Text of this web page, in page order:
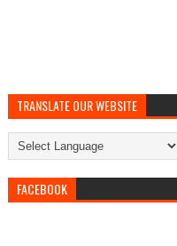
TRANSLATE OUR WEBSITE
FACEBOOK